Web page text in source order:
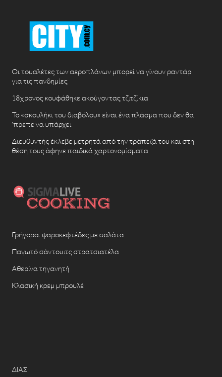
Οι τουαλέτες των αεροπλάνων μπορεί να γίνουν ραντάρ
για τις πανδημίες
18χρονος κουφάθηκε ακούγοντας τζιτζίκια
Το «σκουλήκι του διαβόλου» είναι ένα πλάσμα που δεν θα
‘πρεπε να υπάρχει
Διευθυντής έκλεβε μετρητά από την τράπεζά του και στη
θέση τους άφηνε παιδικά χαρτονομίσματα
Γρήγοροι ψαροκεφτέδες με σαλάτα
Παγωτό σάντουιτς στρατσιατέλα
Αθερίνα τηγανητή
Κλασική κρεμ μπρουλέ
ΔΙΑΣ